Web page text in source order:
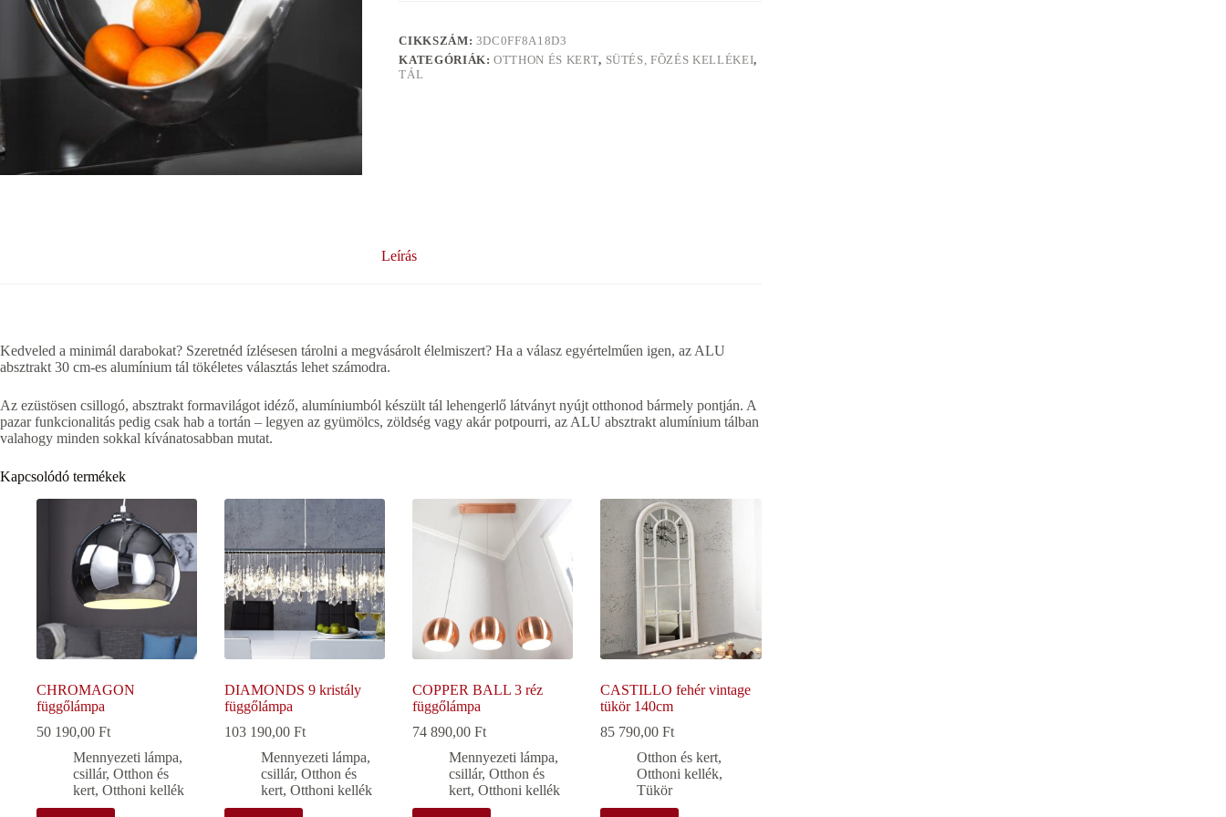
CIKKSZÁM: 3DC0FF8A18D3
KATEGÓRIÁK:OTTHON ÉS KERT, SÜTÉS, FÕZÉS KELLÉKEI,
TÁL
Leírás
Kedveled a minimál darabokat? Szeretnéd ízlésesen tárolni a megvásárolt élelmiszert? Ha a válasz egyértelműen igen, az ALU
absztrakt 30 cm-es alumínium tál tökéletes választás lehet számodra.
Az ezüstösen csillogó, absztrakt formavilágot idéző, alumíniumból készült tál lehengerlő látványt nyújt otthonod bármely pontján. A
pazar funkcionalitás pedig csak hab a tortán – legyen az gyümölcs, zöldség vagy akár potpourri, az ALU absztrakt alumínium tálban
valahogy minden sokkal kívánatosabban mutat.
Kapcsolódó termékek
CHROMAGON
függőlámpa
50 190,00 Ft
Mennyezeti lámpa,
csillár, Otthon és
kert, Otthoni kellék
DIAMONDS 9 kristály
függőlámpa
103 190,00Ft
Mennyezeti lámpa,
csillár,Otthon és
kert,Otthoni kellék
COPPER BALL 3 réz
függőlámpa
74 890,00Ft
Mennyezeti lámpa,
csillár,Otthon és
kert,Otthoni kellék
CASTILLO fehér vintage
tükör 140cm
85 790,00Ft
Otthon és kert,
Otthoni kellék,
Tükör